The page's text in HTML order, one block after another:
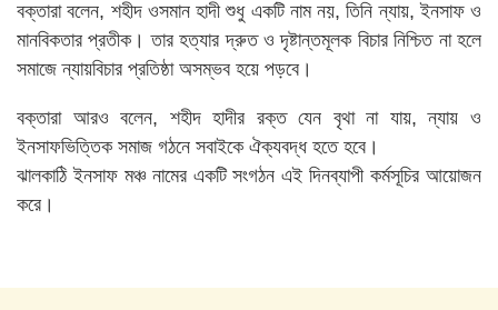
বক্তারা বলেন, শহীদ ওসমান হাদী শুধু একটি নাম নয়, তিনি ন্যায়, ইনসাফ ও
মানবিকতার প্রতীক। তার হত্যার দ্রুত ও দৃষ্টান্তমূলক বিচার নিশ্চিত না হলে
সমাজে ন্যায়বিচার প্রতিষ্ঠা অসম্ভব হয়ে পড়বে।
বক্তারা আরও বলেন, শহীদ হাদীর রক্ত যেন বৃথা না যায়, ন্যায় ও
ইনসাফভিত্তিক সমাজ গঠনে সবাইকে ঐক্যবদ্ধ হতে হবে।
ঝালকাঠি ইনসাফ মঞ্চ নামের একটি সংগঠন এই দিনব্যাপী কর্মসূচির আয়োজন
করে।